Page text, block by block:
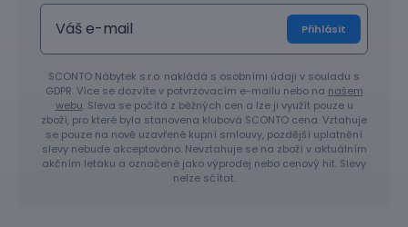
Přihlásit
SCONTO Nábytek s.r.o. nakládá s osobními údaji v souladu s
GDPR. Více se dozvíte v potvrzovacím e-mailu nebo na našem
webu. Sleva se počítá z běžných cen a lze ji využít pouze u
zboží, pro které byla stanovena klubová SCONTO cena. Vztahuje
se pouze na nově uzavřené kupní smlouvy, pozdější uplatnění
slevy nebude akceptováno. Nevztahuje se na zboží v aktuálním
akčním letáku a označené jako výprodej nebo cenový hit. Slevy
nelze sčítat.